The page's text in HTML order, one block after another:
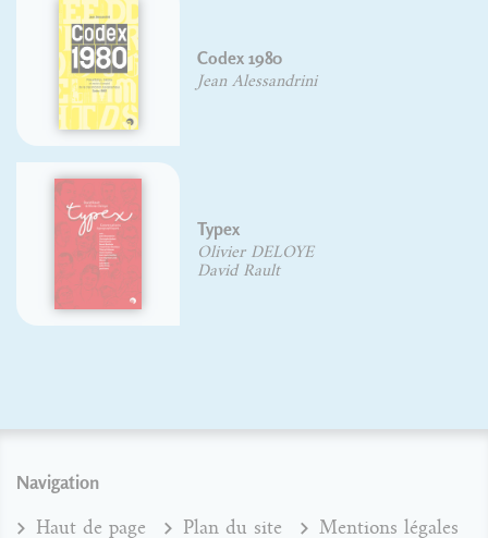
Codex 1980
Jean Alessandrini
Typex
Olivier DELOYE
David Rault
Navigation
Haut de page Plan du site
Mentions légales